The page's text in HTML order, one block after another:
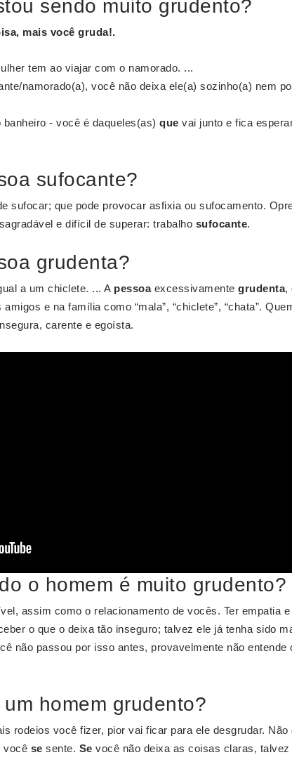
sendo muito grudento?
mais você gruda!.
tem ao viajar com o namorado. ...
namorado(a), você não deixa ele(a) sozinho(a) nem
- você é daqueles(as) que vai junto e fica
sufocante?
sufocar; que pode provocar asfixia ou sufocamento.
e difícil de superar: trabalho sufocante.
grudenta?
a um chiclete. ... A pessoaexcessivamente grudenta,
e na família como “mala”, “chiclete”, “chata”.
carente e egoísta.
o homem é muito grudento?
assim como o relacionamento de vocês. Ter empatia
o que o deixa tão inseguro; talvez ele já tenha sido
não passou por isso antes, provavelmente não entende
homem grudento?
rodeios você fizer, pior vai ficar para ele desgrudar. Não
você se sente. Se você não deixa as coisas claras, talvez